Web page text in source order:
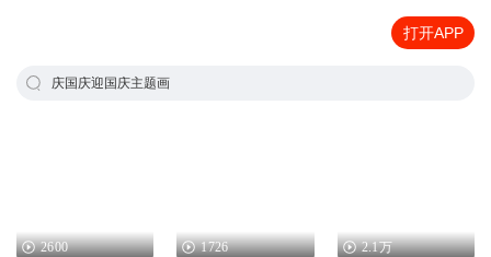
打开APP
庆国庆迎国庆主题画
2600 1726 2.1万